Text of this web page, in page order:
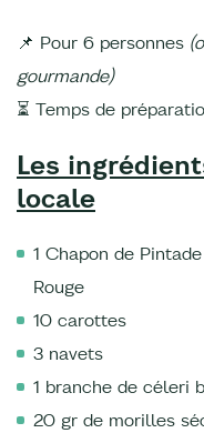
📌 Pour 6 personnes
gourmande)
⏳ Temps de
Les
locale
1 Chapon de
Rouge
10 carottes
3 navets
1 branche de céleri
20 gr de morilles